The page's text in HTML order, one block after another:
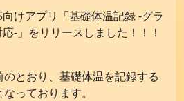
けアプリ「基礎体温記録 -グラ
-」をリリースしました！！！
とおり、基礎体温を記録する
っております。